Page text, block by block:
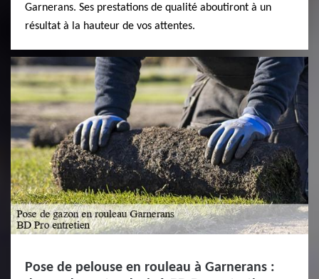
Garnerans. Ses prestations de qualité aboutiront à un
résultat à la hauteur de vos attentes.
Pose de pelouse en rouleau à Garnerans :